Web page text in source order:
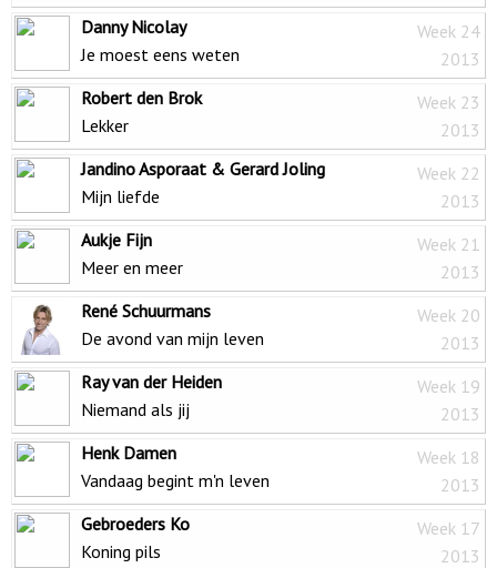
Week 24
2013
Danny Nicolay
Je moest eens weten
Week 23
2013
Robert den Brok
Lekker
Week 22
2013
Jandino Asporaat & Gerard Joling
Mijn liefde
Week 21
2013
Aukje Fijn
Meer en meer
Week 20
2013
René Schuurmans
De avond van mijn leven
Week 19
2013
Ray van der Heiden
Niemand als jij
Week 18
2013
Henk Damen
Vandaag begint m'n leven
Week 17
2013
Gebroeders Ko
Koning pils